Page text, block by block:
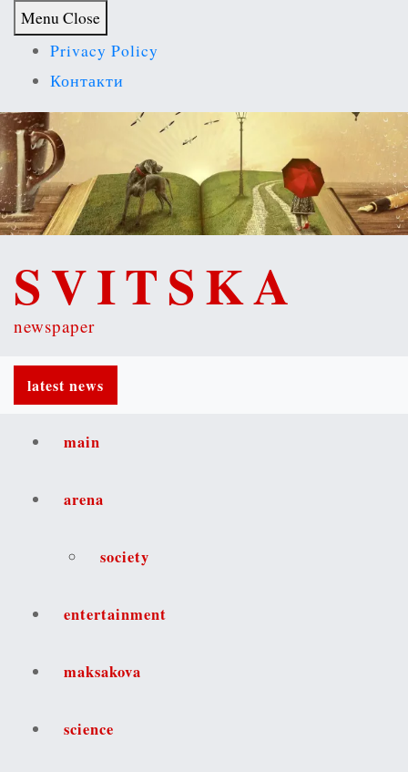
t
o
c
o
MenuClose
Privacy Policy
Контакти
SVITSKA
newspaper
latest news
main
arena
society
entertainment
maksakova
science